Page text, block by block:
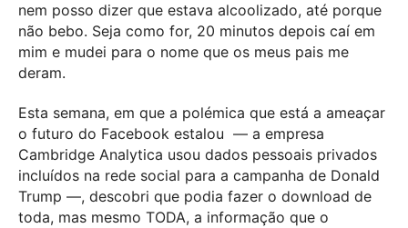
nem posso dizer que estava alcoolizado, até porque
não bebo. Seja como for, 20 minutos depois caí em
mim e mudei para o nome que os meus pais me
deram.
Esta semana, em que a polémica que está a ameaçar
o futuro do Facebook estalou — a empresa
Cambridge Analytica usou dados pessoais privados
incluídos na rede social para a campanha de Donald
Trump —, descobri que podia fazer o download de
toda, mas mesmo TODA, a informação que o